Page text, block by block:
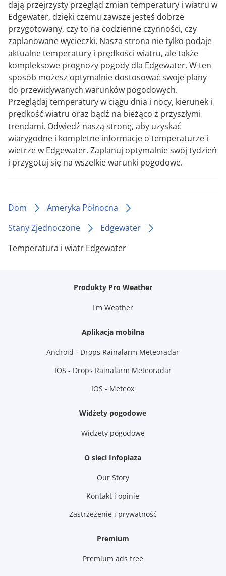
dają przejrzysty przegląd zmian temperatury i wiatru w
Edgewater, dzięki czemu zawsze jesteś dobrze
przygotowany, czy to na codzienne czynności, czy
zaplanowane wycieczki. Nasza strona nie tylko podaje
aktualne temperatury i prędkości wiatru, ale także
kompleksowe prognozy pogody dla Edgewater. W ten
sposób możesz optymalnie dostosować swoje plany
do przewidywanych warunków pogodowych.
Przeglądaj temperatury w ciągu dnia i nocy, kierunek i
prędkość wiatru oraz bądź na bieżąco z przyszłymi
trendami. Odwiedź naszą stronę, aby uzyskać
wiarygodne i kompletne informacje o temperaturze i
wietrze w Edgewater. Zaplanuj optymalnie swój tydzień
i przygotuj się na wszelkie warunki pogodowe.
Dom
Ameryka Północna
Stany Zjednoczone
Edgewater
Temperatura i wiatr Edgewater
Produkty Pro Weather
I'm Weather
Aplikacja mobilna
Android - Drops Rainalarm Meteoradar
IOS - Drops Rainalarm Meteoradar
IOS - Meteox
Widżety pogodowe
Widżety pogodowe
O sieci Infoplaza
Our Story
Kontakt i opinie
Zastrzeżenie i prywatność
Premium
Premium ads free